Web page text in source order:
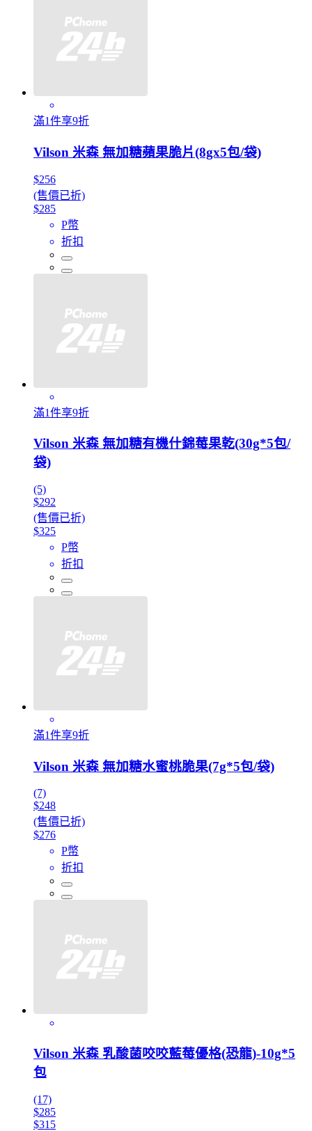
滿1件享9折
Vilson 米森 無加糖蘋果脆片(8gx5包/袋)
$256
(售價已折)
$285
P幣
折扣
滿1件享9折
Vilson 米森 無加糖有機什錦莓果乾(30g*5包/
袋)
(5)
$292
(售價已折)
$325
P幣
折扣
滿1件享9折
Vilson 米森 無加糖水蜜桃脆果(7g*5包/袋)
(7)
$248
(售價已折)
$276
P幣
折扣
Vilson 米森 乳酸菌咬咬藍莓優格(恐龍)-10g*5
包
(17)
$285
$315